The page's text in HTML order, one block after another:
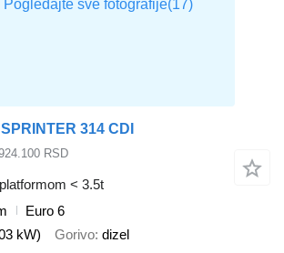
314 CDI
RSD
< 3.5t
Euro 6
kW) Gorivo dizel